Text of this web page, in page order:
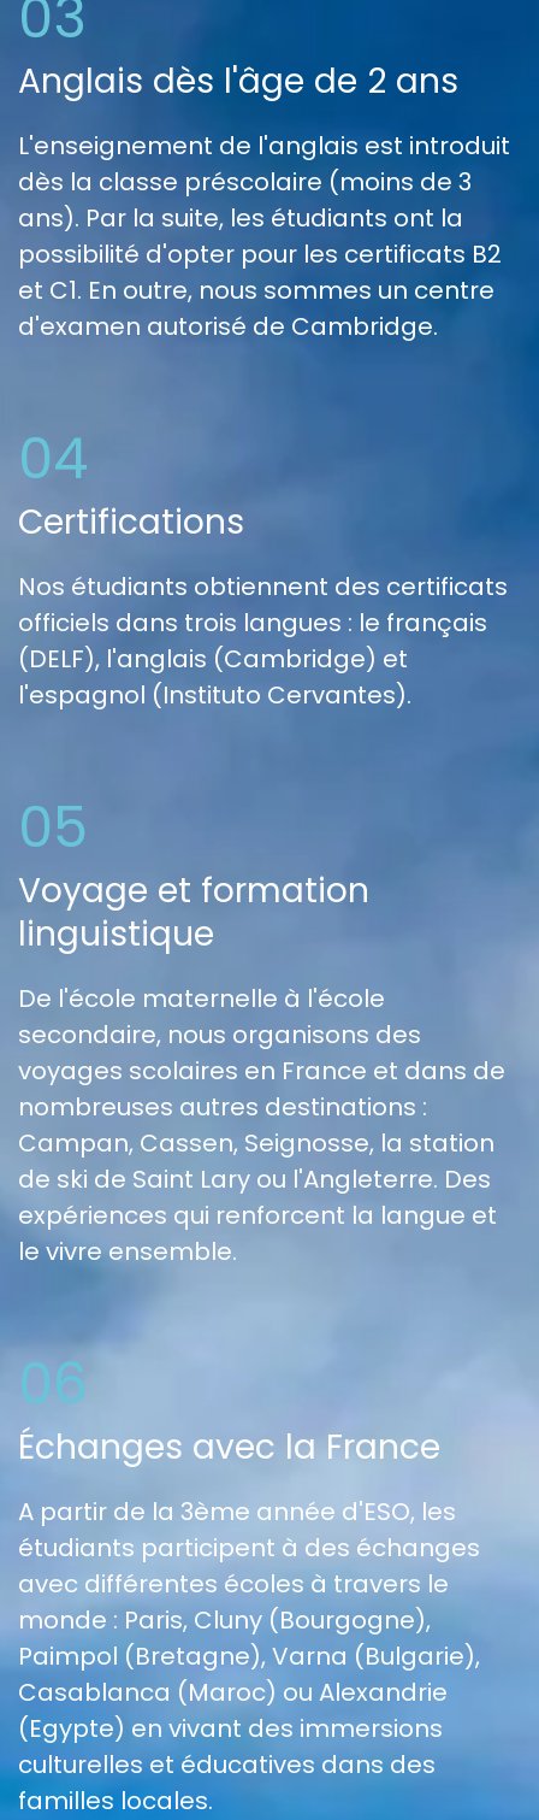
03
Anglais dès l'âge de 2 ans
L'enseignement de l'anglais est introduit
dès la classe préscolaire (moins de 3
ans). Par la suite, les étudiants ont la
possibilité d'opter pour les certificats B2
et C1. En outre, nous sommes un centre
d'examen autorisé de Cambridge.
04
Certifications
Nos étudiants obtiennent des certificats
officiels dans trois langues : le français
(DELF), l'anglais (Cambridge) et
l'espagnol (Instituto Cervantes).
05
Voyage et formation
linguistique
De l'école maternelle à l'école
secondaire, nous organisons des
voyages scolaires en France et dans de
nombreuses autres destinations :
Campan, Cassen, Seignosse, la station
de ski de Saint Lary ou l'Angleterre. Des
expériences qui renforcent la langue et
le vivre ensemble.
06
Échanges avec la France
A partir de la 3ème année d'ESO, les
étudiants participent à des échanges
avec différentes écoles à travers le
monde : Paris, Cluny (Bourgogne),
Paimpol (Bretagne), Varna (Bulgarie),
Casablanca (Maroc) ou Alexandrie
(Egypte) en vivant des immersions
culturelles et éducatives dans des
familles locales.